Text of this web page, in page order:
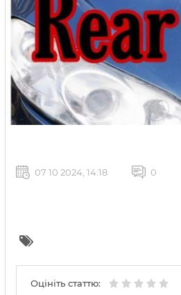
07 10 2024, 14:18 0
Оцініть статтю: